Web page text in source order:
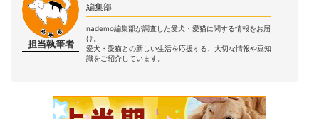
担当執筆者
編集部
nademo編集部が調査した愛犬・愛猫に関する情報をお届
け。
愛犬・愛猫との新しい生活を応援する、大切な情報や豆知
識をご紹介しています。